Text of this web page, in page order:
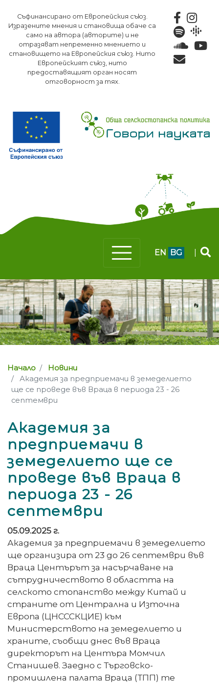
към
основното
съдържание
Съфинансирано от Европейския съюз.
Изразените мнения и становища обаче са
само на автора (авторите) и не
отразяват непременно мнението и
становището на Европейския съюз. Нито
Европейският съюз, нито
предоставящият орган носят
отговорност за тях.
EN BG
Начало
Новини
Академия за предприемачи в земеделието
ще се проведе във Враца в периода 23 - 26
септември
Академия за
предприемачи в
земеделието ще се
проведе във Враца в
периода 23 - 26
септември
05.09.2025 г.
Академия за предприемачи в земеделието
ще организира от 23 до 26 септември във
Враца Центърът за насърчаване на
сътрудничеството в областта на
селското стопанство между Китай и
страните от Централна и Източна
Европа (ЦНСССКЦИЕ) към
Министерството на земеделието и
храните, съобщи днес във Враца
директорът на Центъра Момчил
Станишев. Заедно с Търговско-
промишлена палата Враца (ТПП) те